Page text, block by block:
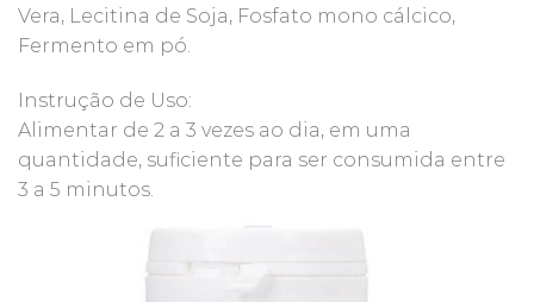
Vera, Lecitina de Soja, Fosfato mono cálcico,
Fermento em pó.
Instrução de Uso:
Alimentar de 2 a 3 vezes ao dia, em uma
quantidade, suficiente para ser consumida entre
3 a 5 minutos.